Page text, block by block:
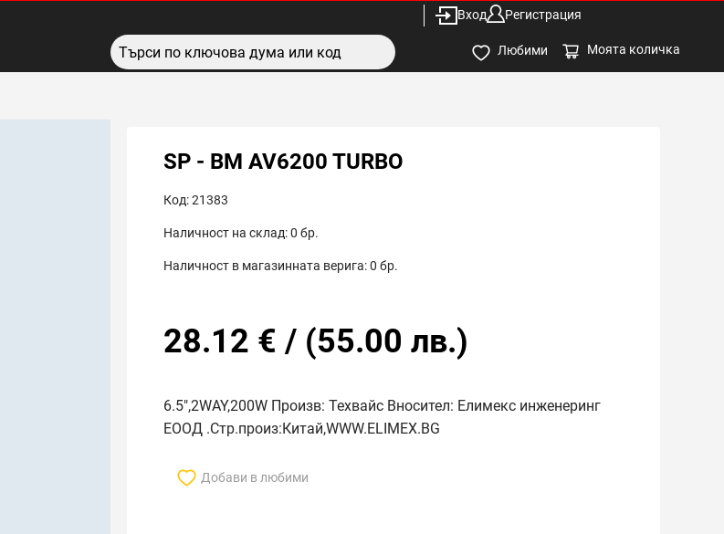
Вход Регистрация
Любими Моята количка
SP - BM AV6200 TURBO
Код:21383
Наличност на склад:0 бр.
Наличност в магазинната верига:0 бр.
28.12 € / (55.00 лв.)
6.5",2WAY,200W Произв: Техвайс Вносител: Елимекс инженеринг
ЕООД .Стр.произ:Китай,WWW.ELIMEX.BG
Добави в любими